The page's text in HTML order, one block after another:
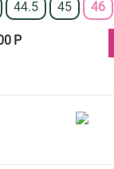
44.5 45 46
Р